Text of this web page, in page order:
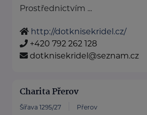
Prostřednictvím ...
http://dotknisekridel.cz/
+420 792 262 128
dotknisekridel@seznam.cz
Charita Přerov
Šířava 1295/27 Přerov